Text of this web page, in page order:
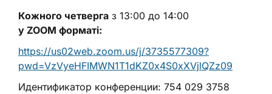
Кожного четверга з 13:00 до 14:00
у ZOOM форматі:
https://us02web.zoom.us/j/3735577309?
pwd=VzVyeHFIMWN1T1dKZ0x4S0xXVjlQZz09
Идентификатор конференции: 754 029 3758